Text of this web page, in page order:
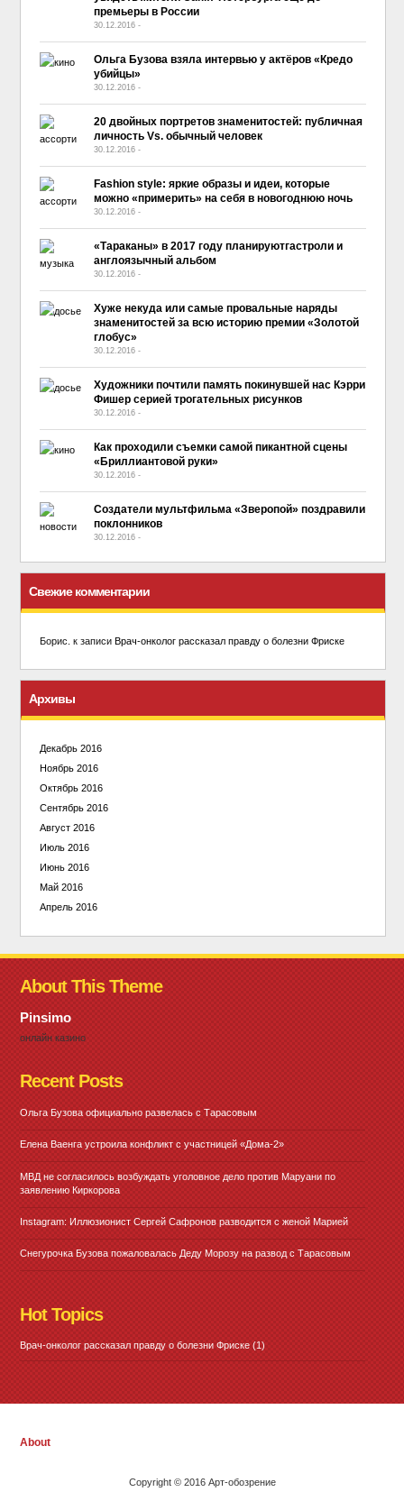
премьеры в России
30.12.2016 -
Ольга Бузова взяла интервью у актёров «Кредо
убийцы»
30.12.2016 -
20 двойных портретов знаменитостей: публичная
личность Vs. обычный человек
30.12.2016 -
Fashion style: яркие образы и идеи, которые
можно «примерить» на себя в новогоднюю ночь
30.12.2016 -
«Тараканы» в 2017 году планируютгастроли и
англоязычный альбом
30.12.2016 -
Хуже некуда или самые провальные наряды
знаменитостей за всю историю премии «Золотой
глобус»
30.12.2016 -
Художники почтили память покинувшей нас Кэрри
Фишер серией трогательных рисунков
30.12.2016 -
Как проходили съемки самой пикантной сцены
«Бриллиантовой руки»
30.12.2016 -
Создатели мультфильма «Зверопой» поздравили
поклонников
30.12.2016 -
Свежие комментарии
Борис. к записи Врач-онколог рассказал правду о болезни Фриске
Архивы
Декабрь 2016
Ноябрь 2016
Октябрь 2016
Сентябрь 2016
Август 2016
Июль 2016
Июнь 2016
Май 2016
Апрель 2016
About This Theme
Pinsimo
онлайн казино
Recent Posts
Ольга Бузова официально развелась с Тарасовым
Елена Ваенга устроила конфликт с участницей «Дома-2»
МВД не согласилось возбуждать уголовное дело против Маруани по
заявлению Киркорова
Instagram: Иллюзионист Сергей Сафронов разводится с женой Марией
Снегурочка Бузова пожаловалась Деду Морозу на развод с Тарасовым
Hot Topics
Врач-онколог рассказал правду о болезни Фриске (1)
About
Copyright © 2016 Арт-обозрение